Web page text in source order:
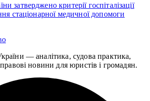
затверджено критерії госпіталізації
стаціонарної медичної допомоги
— аналітика, судова практика,
правові новини для юристів і громадян.